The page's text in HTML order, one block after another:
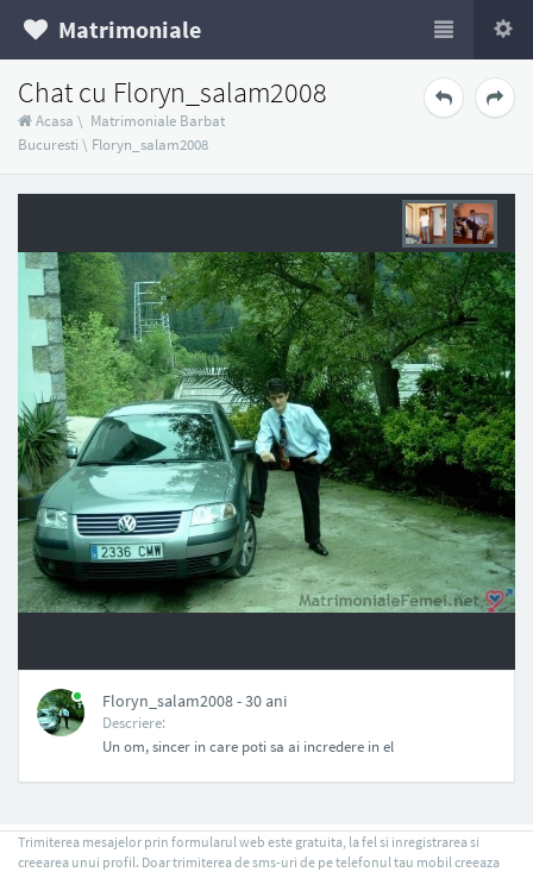
Matrimoniale
Chat cu Floryn_salam2008
Acasa \ Matrimoniale Barbat
Bucuresti \ Floryn_salam2008
Floryn_salam2008 - 30 ani
Descriere:
Un om, sincer in care poti sa ai incredere in el
Trimiterea mesajelor prin formularul web este gratuita, la fel si inregistrarea si
creearea unui profil. Doar trimiterea de sms-uri de pe telefonul tau mobil creeaza